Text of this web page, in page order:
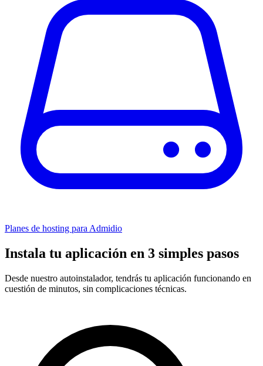
Planes de hosting para Admidio
Instala tu aplicación en 3 simples pasos
Desde nuestro autoinstalador, tendrás tu aplicación funcionando en
cuestión de minutos, sin complicaciones técnicas.